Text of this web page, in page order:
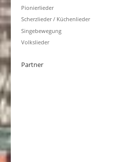
Pionierlieder
Scherzlieder / Küchenlieder
Singebewegung
Volkslieder
Partner